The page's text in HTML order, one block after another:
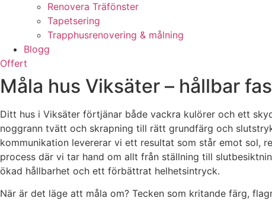
Renovera Träfönster
Tapetsering
Trapphusrenovering & målning
Blogg
Offert
Måla hus Viksäter – hållbar
Ditt hus i Viksäter förtjänar både vackra kulörer och ett
noggrann tvätt och skrapning till rätt grundfärg och
kommunikation levererar vi ett resultat som står emot sol,
process där vi tar hand om allt från ställning till
ökad hållbarhet och ett förbättrat helhetsintryck.
När är det läge att måla om? Tecken som kritande färg,